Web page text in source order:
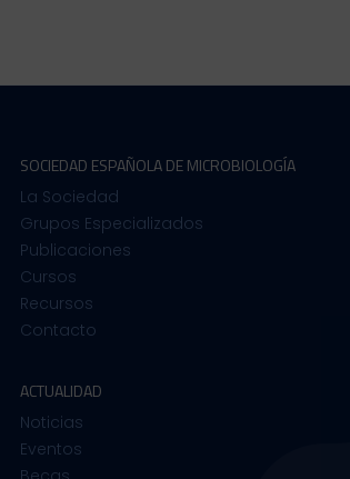
SOCIEDAD ESPAÑOLA DE MICROBIOLOGÍA
La Sociedad
Grupos Especializados
Publicaciones
Cursos
Recursos
Contacto
ACTUALIDAD
Noticias
Eventos